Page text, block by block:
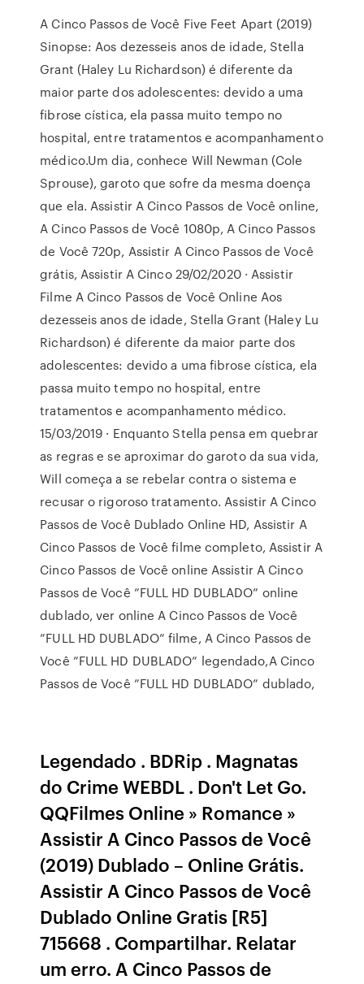
A Cinco Passos de Você Five Feet Apart (2019)
Sinopse: Aos dezesseis anos de idade, Stella
Grant (Haley Lu Richardson) é diferente da
maior parte dos adolescentes: devido a uma
fibrose cística, ela passa muito tempo no
hospital, entre tratamentos e acompanhamento
médico.Um dia, conhece Will Newman (Cole
Sprouse), garoto que sofre da mesma doença
que ela. Assistir A Cinco Passos de Você online,
A Cinco Passos de Você 1080p, A Cinco Passos
de Você 720p, Assistir A Cinco Passos de Você
grátis, Assistir A Cinco 29/02/2020 · Assistir
Filme A Cinco Passos de Você Online Aos
dezesseis anos de idade, Stella Grant (Haley Lu
Richardson) é diferente da maior parte dos
adolescentes: devido a uma fibrose cística, ela
passa muito tempo no hospital, entre
tratamentos e acompanhamento médico.
15/03/2019 · Enquanto Stella pensa em quebrar
as regras e se aproximar do garoto da sua vida,
Will começa a se rebelar contra o sistema e
recusar o rigoroso tratamento. Assistir A Cinco
Passos de Você Dublado Online HD, Assistir A
Cinco Passos de Você filme completo, Assistir A
Cinco Passos de Você online Assistir A Cinco
Passos de Você ”FULL HD DUBLADO” online
dublado, ver online A Cinco Passos de Você
”FULL HD DUBLADO” filme, A Cinco Passos de
Você ”FULL HD DUBLADO” legendado,A Cinco
Passos de Você ”FULL HD DUBLADO” dublado,
Legendado . BDRip . Magnatas
do Crime WEBDL . Don't Let Go.
QQFilmes Online » Romance »
Assistir A Cinco Passos de Você
(2019) Dublado – Online Grátis.
Assistir A Cinco Passos de Você
Dublado Online Gratis [R5]
715668 . Compartilhar. Relatar
um erro. A Cinco Passos de